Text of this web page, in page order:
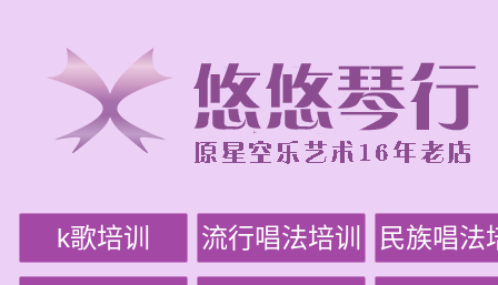
k歌培训 流行唱法培训 民族唱法